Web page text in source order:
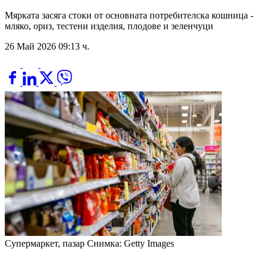
Мярката засяга стоки от основната потребителска кошница -
мляко, ориз, тестени изделия, плодове и зеленчуци
26 Май 2026 09:13 ч.
Супермаркет, пазар Снимка: Getty Images